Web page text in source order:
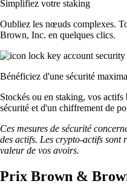
Simplifiez votre staking
Oubliez les nœuds complexes.
Brown, Inc. en quelques clics.
Bénéficiez d'une sécurité
Stockés ou en staking, vos
sécurité et d'un chiffrement de
Ces mesures de sécurité
des actifs. Les crypto-actifs
valeur de vos avoirs.
Prix Brown &